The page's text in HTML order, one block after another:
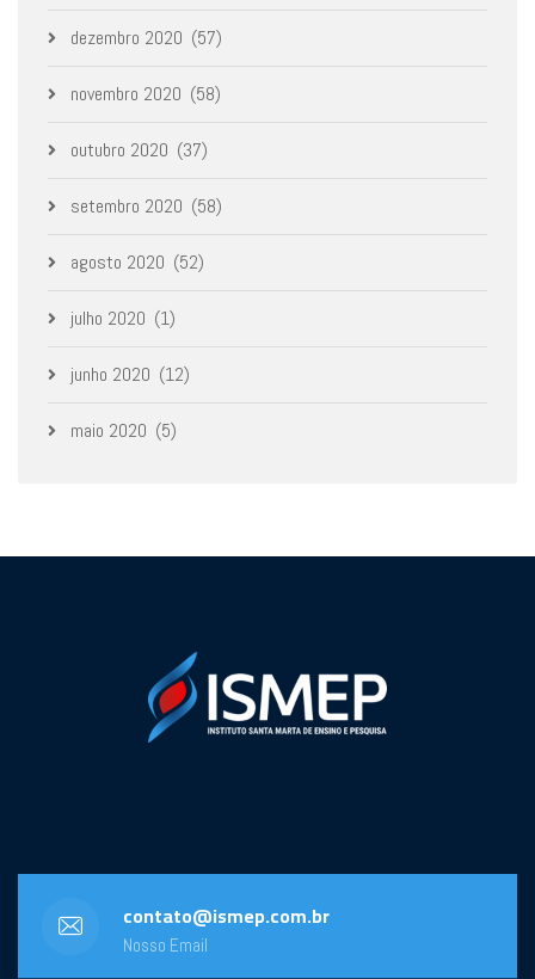
dezembro 2020 (57)
novembro 2020 (58)
outubro 2020 (37)
setembro 2020 (58)
agosto 2020 (52)
julho 2020 (1)
junho 2020 (12)
maio 2020 (5)
contato@ismep.com.br
Nosso Email